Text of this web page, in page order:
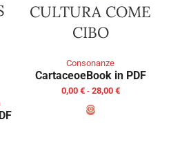
CULTURA COME
CIBO
Consonanze
CartaceoeBook in PDF
0,00 € - 28,00 €